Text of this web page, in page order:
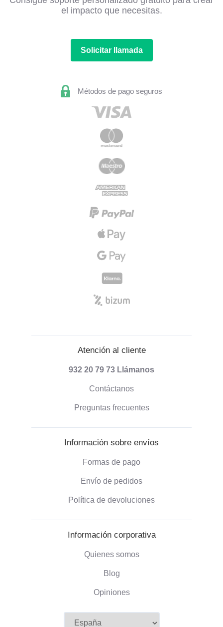
el impacto que necesitas.
Solicitar llamada
Métodos de pago seguros
Atención al cliente
932 20 79 73 Llámanos
Contáctanos
Preguntas frecuentes
Información sobre envíos
Formas de pago
Envío de pedidos
Política de devoluciones
Información corporativa
Quienes somos
Blog
Opiniones